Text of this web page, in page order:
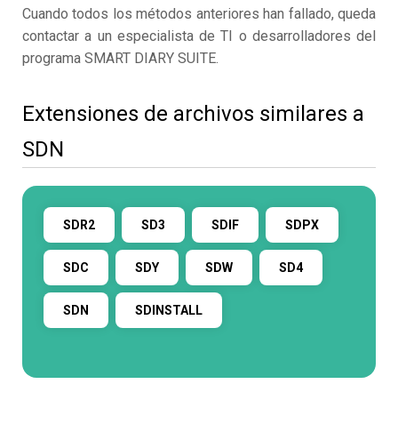
Cuando todos los métodos anteriores han fallado, queda
contactar a un especialista de TI o desarrolladores del
programa SMART DIARY SUITE.
Extensiones de archivos similares a
SDN
SDR2 SD3 SDIF SDPX
SDC SDY SDW SD4
SDN SDINSTALL